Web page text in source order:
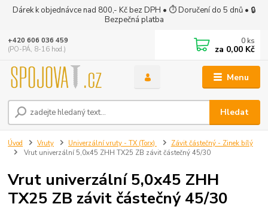
Dárek k objednávce nad 800,- Kč bez DPH • ⏱ Doručení do 5 dnů • 🔒
Bezpečná platba
Menu
Hledat
+420 606 036 459
(PO-PÁ, 8-16 hod.)
0 ks
za 0,00 Kč
Úvod Vruty Univerzální vruty - TX (Torx)
Závit částečný - Zinek bílý
Vrut univerzální 5,0x45 ZHH TX25 ZB závit částečný 45/30
Vrut univerzální 5,0x45 ZHH
TX25 ZB závit částečný 45/30